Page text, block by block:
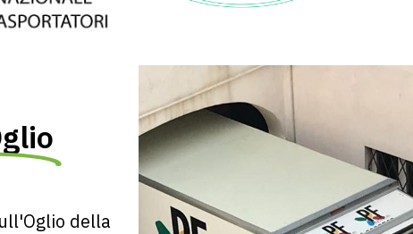
della